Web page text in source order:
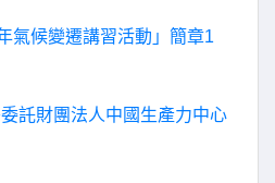
氣候變遷講習活動」簡章1
託財團法人中國生產力中心